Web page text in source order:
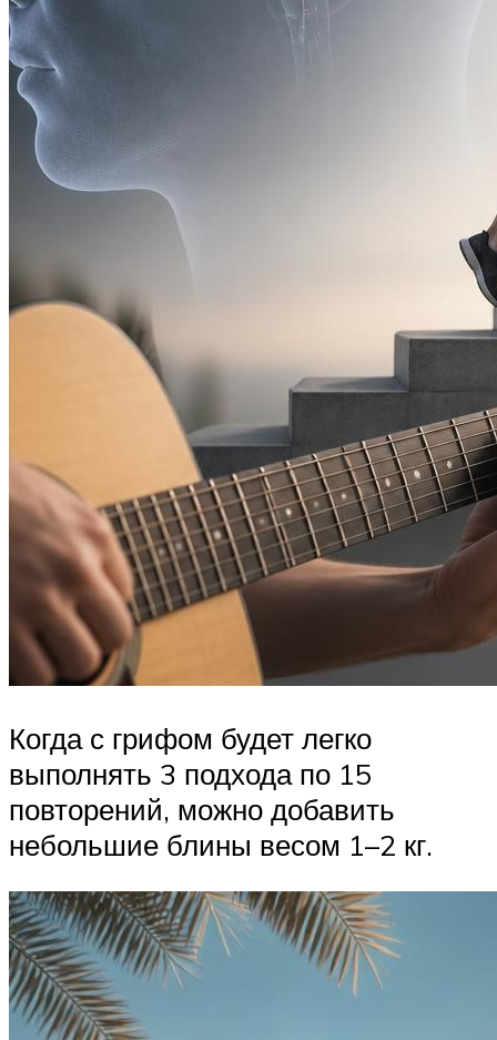
Когда с грифом будет легко
выполнять 3 подхода по 15
повторений, можно добавить
небольшие блины весом 1–2 кг.